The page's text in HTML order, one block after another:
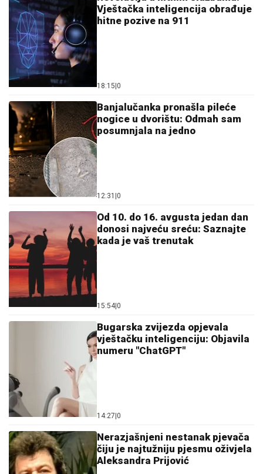
Vještačka inteligencija obrađuje
hitne pozive na 911
18:15 0
Banjalučanka pronašla pileće
nogice u dvorištu: Odmah sam
posumnjala na jedno
12:31 0
Od 10. do 16. avgusta jedan dan
donosi najveću sreću: Saznajte
kada je vaš trenutak
15:54 0
Bugarska zvijezda opjevala
vještačku inteligenciju: Objavila
numeru "ChatGPT"
14:27 0
Nerazjašnjeni nestanak pjevača
čiju je najtužniju pjesmu oživjela
Aleksandra Prijović